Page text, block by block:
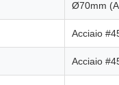
Ø70mm
Acciaio
Acciaio